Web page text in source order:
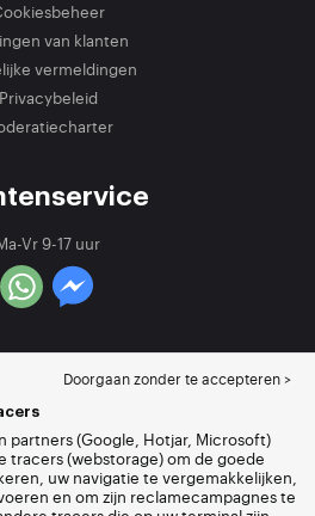
van klanten
vermeldingen
Privacybeleid
Vr 9-17 uur
Doorgaan zonder te accepteren >
partners (Google, Hotjar, Microsoft)
tracers (webstorage) om de goede
uw navigatie te vergemakkelijken,
en om zijn reclamecampagnes te